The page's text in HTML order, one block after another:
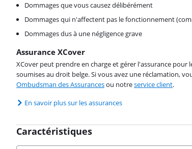
Dommages que vous causez délibérément
Dommages qui n'affectent pas le fonctionnement
Dommages dus à une négligence grave
Assurance XCover
XCover peut prendre en charge et gérer l'assurance pour
soumises au droit belge. Si vous avez une réclamation,
Ombudsman des Assurancesou notreservice client.
En savoir plus sur les assurances
Caractéristiques